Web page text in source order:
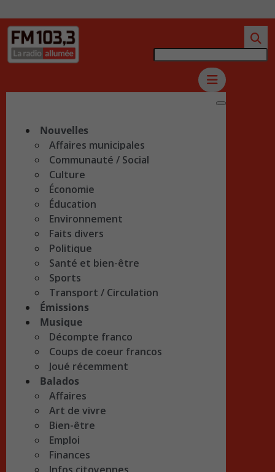
Nouvelles
Affaires municipales
Communauté / Social
Culture
Économie
Éducation
Environnement
Faits divers
Politique
Santé et bien-être
Sports
Transport / Circulation
Émissions
Musique
Décompte franco
Coups de coeur francos
Joué récemment
Balados
Affaires
Art de vivre
Bien-être
Emploi
Finances